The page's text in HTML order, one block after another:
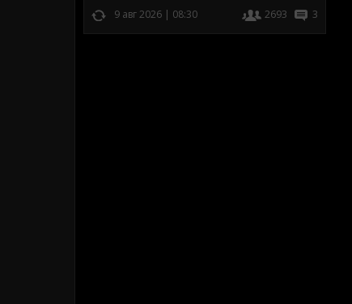
9 авг 2026 | 08:30 2693 3